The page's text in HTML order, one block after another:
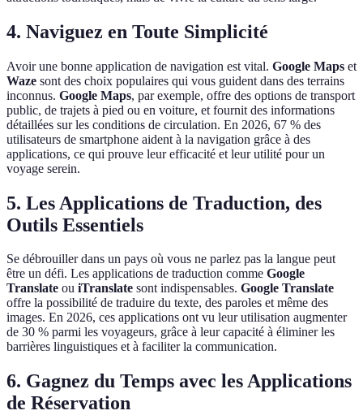
4. Naviguez en Toute Simplicité
Avoir une bonne application de navigation est vital. Google Maps et
Waze sont des choix populaires qui vous guident dans des terrains
inconnus. Google Maps, par exemple, offre des options de transport
public, de trajets à pied ou en voiture, et fournit des informations
détaillées sur les conditions de circulation. En 2026, 67 % des
utilisateurs de smartphone aident à la navigation grâce à des
applications, ce qui prouve leur efficacité et leur utilité pour un
voyage serein.
5. Les Applications de Traduction, des
Outils Essentiels
Se débrouiller dans un pays où vous ne parlez pas la langue peut
être un défi. Les applications de traduction comme Google
Translate ou iTranslate sont indispensables. Google Translate
offre la possibilité de traduire du texte, des paroles et même des
images. En 2026, ces applications ont vu leur utilisation augmenter
de 30 % parmi les voyageurs, grâce à leur capacité à éliminer les
barrières linguistiques et à faciliter la communication.
6. Gagnez du Temps avec les Applications
de Réservation